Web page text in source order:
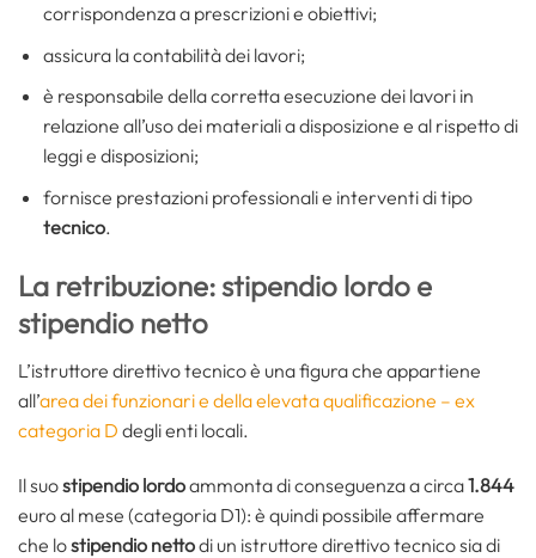
corrispondenza a prescrizioni e obiettivi;
assicura la contabilità dei lavori;
è responsabile della corretta esecuzione dei lavori in
relazione all’uso dei materiali a disposizione e al rispetto di
leggi e disposizioni;
fornisce prestazioni professionali e interventi di tipo
tecnico.
La retribuzione: stipendio lordo e
stipendio netto
L’istruttore direttivo tecnico è una figura che appartiene
all’area dei funzionari e della elevata qualificazione – ex
categoria D degli enti locali.
Il suostipendio lordoammonta di conseguenza a circa1.844
euro al mese (categoria D1): è quindi possibile affermare
che lostipendio nettodi un istruttore direttivo tecnico sia di